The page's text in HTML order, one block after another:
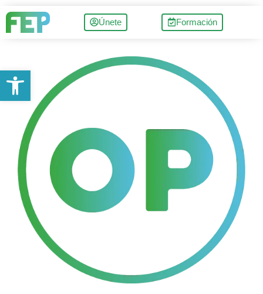
Únete Formación
Abrir barra de herramientas